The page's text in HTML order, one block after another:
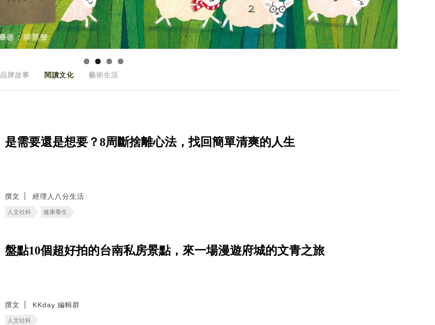
品牌故事 閱讀文化 藝術生活
是需要還是想要？8周斷捨離心法，找回簡單清爽的人生
撰文 經理人八分生活
人文社科 健康養生
盤點10個超好拍的台南私房景點，來一場漫遊府城的文青之旅
撰文 KKday 編輯群
人文社科